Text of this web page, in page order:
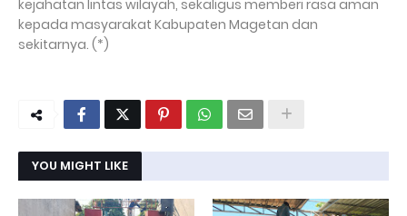
kejahatan lintas wilayah, sekaligus memberi rasa aman
kepada masyarakat Kabupaten Magetan dan
sekitarnya. (*)
YOU MIGHT LIKE